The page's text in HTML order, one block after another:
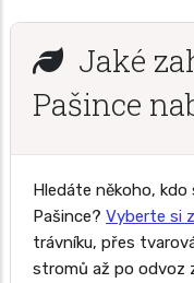
Jaké
Pašince
Hledáte někoho,
Pašince? Vyberte si
trávníku, přes
stromů až po odvoz